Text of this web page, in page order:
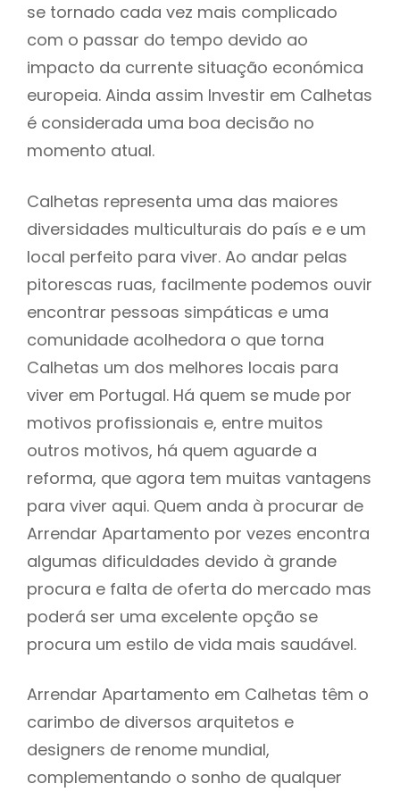
se tornado cada vez mais complicado
com o passar do tempo devido ao
impacto da currente situação económica
europeia. Ainda assim Investir em Calhetas
é considerada uma boa decisão no
momento atual.
Calhetas representa uma das maiores
diversidades multiculturais do país e e um
local perfeito para viver. Ao andar pelas
pitorescas ruas, facilmente podemos ouvir
encontrar pessoas simpáticas e uma
comunidade acolhedora o que torna
Calhetas um dos melhores locais para
viver em Portugal. Há quem se mude por
motivos profissionais e, entre muitos
outros motivos, há quem aguarde a
reforma, que agora tem muitas vantagens
para viver aqui. Quem anda à procurar de
Arrendar Apartamento por vezes encontra
algumas dificuldades devido à grande
procura e falta de oferta do mercado mas
poderá ser uma excelente opção se
procura um estilo de vida mais saudável.
Arrendar Apartamento em Calhetas têm o
carimbo de diversos arquitetos e
designers de renome mundial,
complementando o sonho de qualquer